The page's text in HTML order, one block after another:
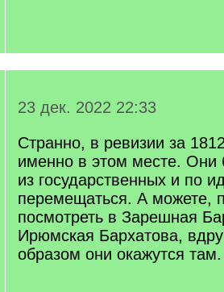
23 дек. 2022 22:33
Странно, в ревизии за
именно в этом месте. Они
из государственных и по
перемещаться. А можете,
посмотреть в Зарешная
Ирюмская Бархатова,
образом они окажутся там.